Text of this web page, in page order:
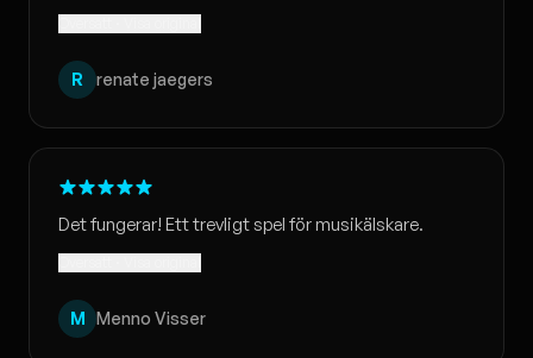
R renate jaegers
Det fungerar! Ett trevligt spel för musikälskare.
M Menno Visser